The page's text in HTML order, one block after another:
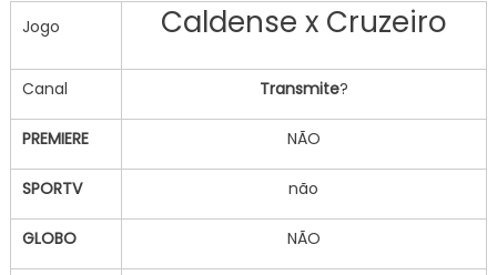
Jogo Caldense x Cruzeiro
Canal Transmite?
PREMIERE NÃO
SPORTV não
GLOBO NÃO